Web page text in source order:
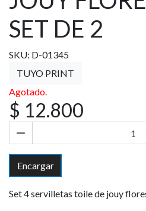
SET DE 2
SKU: D-01345
TUYO PRINT
Agotado.
$ 12.800
Encargar
Set 4 servilletas toile de jouy